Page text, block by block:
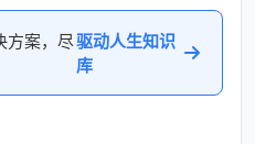
方案，尽驱动人生知识
库